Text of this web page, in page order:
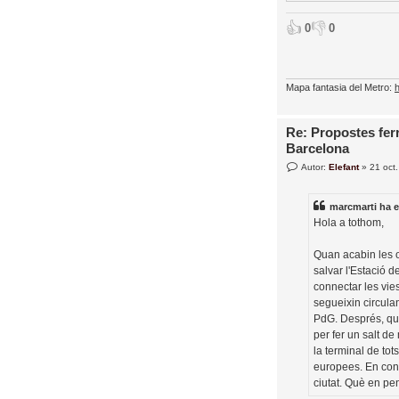
👍 0👎 0
Mapa fantasia del Metro:
Re: Propostes
Barcelona
E
Autor:Elefant»21
marcmarti ha
Hola a tothom,
Quan acabin les
salvar l'Estació
connectar les
segueixin
PdG. Després,
per fer un salt de
la terminal de
europees. En
ciutat. Què en